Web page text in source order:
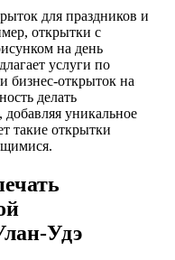
для праздников и
открытки с
на день
услуги по
бизнес-открыток на
делать
уникальное
такие открытки
Удэ